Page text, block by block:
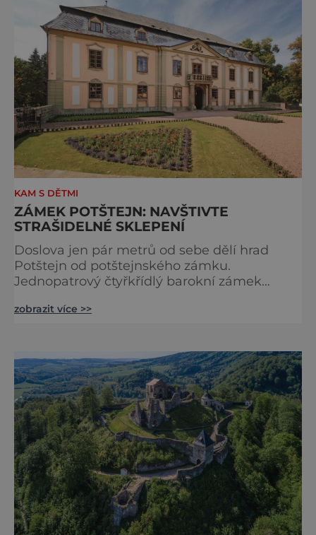
KAM S DĚTMI
ZÁMEK POTŠTEJN: NAVŠTIVTE
STRAŠIDELNÉ SKLEPENÍ
Doslova jen pár metrů od sebe dělí hrad
Potštejn od potštejnského zámku.
Jednopatrový čtyřkřídlý barokní zámek
v roce 1746 hrabě Chamaré. Dnes je
zámecké interiéry včetně Zlatého salonku,
knihovny, mramorového sálu nebo kaple,
v přízemí je otevřena výstavní galerie. K návš
zobrazit více >>